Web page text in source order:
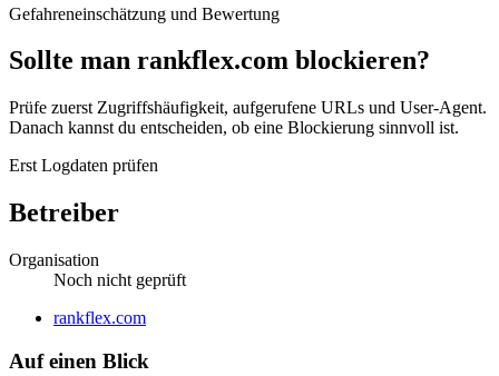
Gefahreneinschätzung und Bewertung
Sollte man rankflex.com blockieren?
Prüfe zuerst Zugriffshäufigkeit, aufgerufene URLs und User-Agent.
Danach kannst du entscheiden, ob eine Blockierung sinnvoll ist.
Erst Logdaten prüfen
Betreiber
Organisation
Noch nicht geprüft
Website
rankflex.com
Auf einen Blick